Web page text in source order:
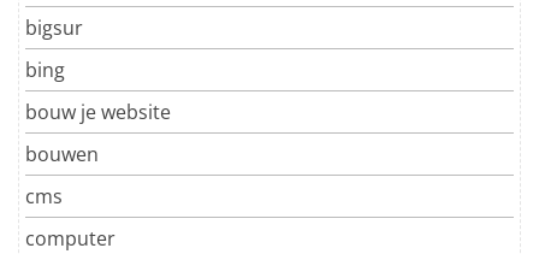
bigsur
bing
bouw je website
bouwen
cms
computer